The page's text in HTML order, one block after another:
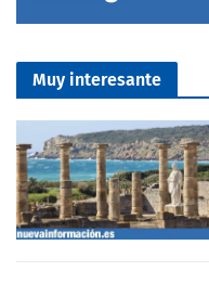
Muy interesante